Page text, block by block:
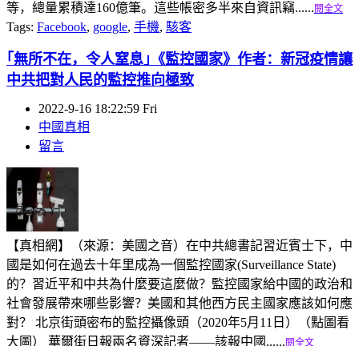
等，總量累積達160億筆。這些帳密多半來自資訊竊...... 閱全文
Tags: Facebook, google, 手機, 駭客
｢無所不在，令人窒息｣《監控國家》作者：新冠疫情讓
中共把對人民的監控推向極致
2022-9-16 18:22:59 Fri
中國真相
留言
【真相網】（來源：美國之音）在中共總書記習近賓士下，中
國是如何在過去十年里成為一個監控國家(Surveillance State)
的？習近平和中共為什麼要這麼做？監控國家給中國的政治和
社會發展帶來哪些影響？美國和其他西方民主國家應該如何應
對？ 北京街頭密布的監控攝像頭（2020年5月11日）（點圖看
大圖） 華爾街日報兩名資深記者——該報中國...... 閱全文